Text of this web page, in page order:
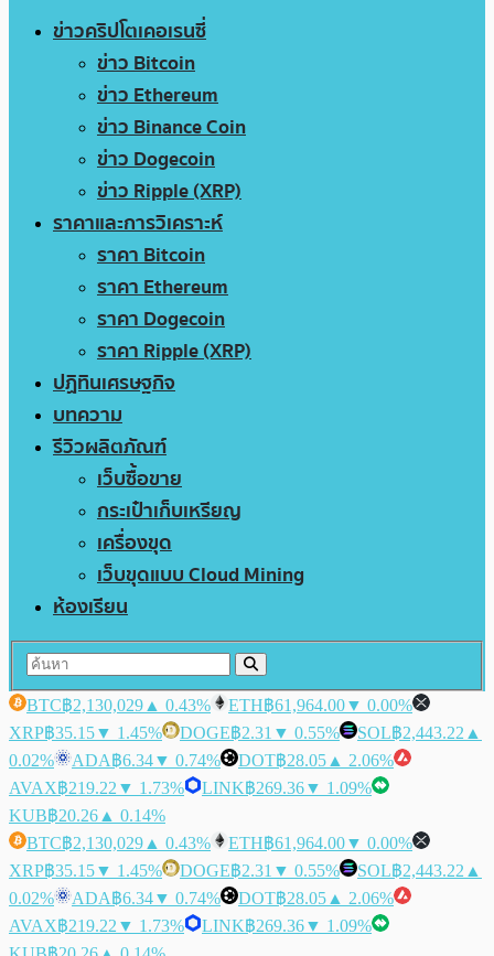
ข่าวคริปโตเคอเรนซี่
ข่าว Bitcoin
ข่าว Ethereum
ข่าว Binance Coin
ข่าว Dogecoin
ข่าว Ripple (XRP)
ราคาและการวิเคราะห์
ราคา Bitcoin
ราคา Ethereum
ราคา Dogecoin
ราคา Ripple (XRP)
ปฏิทินเศรษฐกิจ
บทความ
รีวิวผลิตภัณฑ์
เว็บซื้อขาย
กระเป๋าเก็บเหรียญ
เครื่องขุด
เว็บขุดแบบ Cloud Mining
ห้องเรียน
BTC฿2,130,029 ▲ 0.43% ETH฿61,964.00▼ 0.00%
XRP฿35.15▼ 1.45% DOGE฿2.31 ▼ 0.55% SOL฿2,443.22 ▲
0.02%
ADA฿6.34▼ 0.74% DOT฿28.05 ▲ 2.06%
AVAX฿219.22 ▼ 1.73% LINK฿269.36▼ 1.09%
KUB฿20.26 ▲ 0.14%
BTC฿2,130,029 ▲ 0.43% ETH฿61,964.00▼ 0.00%
XRP฿35.15▼ 1.45% DOGE฿2.31 ▼ 0.55% SOL฿2,443.22 ▲
0.02%
ADA฿6.34▼ 0.74% DOT฿28.05 ▲ 2.06%
AVAX฿219.22 ▼ 1.73% LINK฿269.36▼ 1.09%